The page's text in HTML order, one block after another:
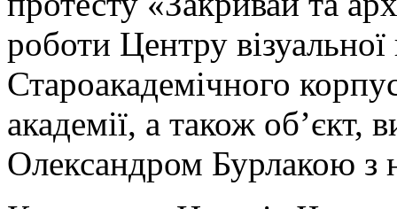
роботи Центру
Староакадемічного
академії, а також об’єкт,
Олександром Бурлакою з